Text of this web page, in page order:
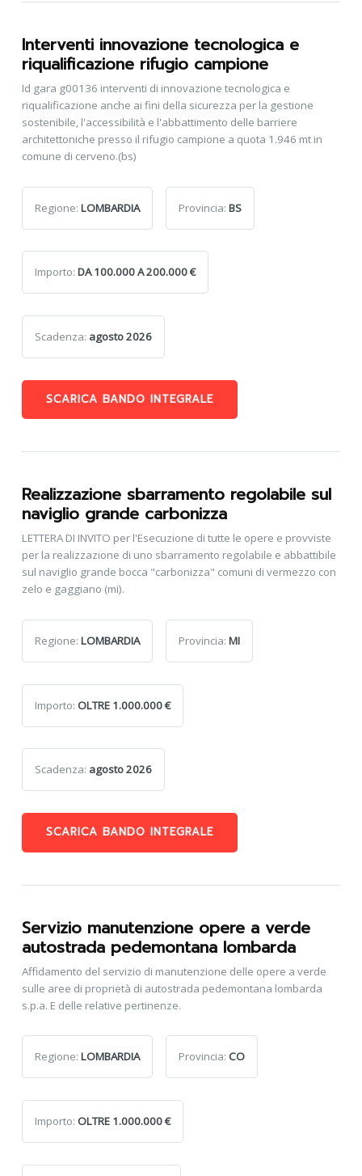
Interventi innovazione tecnologica e
riqualificazione rifugio campione
Id gara g00136 interventi di innovazione tecnologica e
riqualificazione anche ai fini della sicurezza per la gestione
sostenibile, l'accessibilità e l'abbattimento delle barriere
architettoniche presso il rifugio campione a quota 1.946 mt in
comune di cerveno.(bs)
Regione: LOMBARDIA Provincia: BS
Importo: DA 100.000 A 200.000 €
Scadenza: agosto 2026
SCARICA BANDO INTEGRALE
Realizzazione sbarramento regolabile sul
naviglio grande carbonizza
LETTERA DI INVITO per l'Esecuzione di tutte le opere e provviste
per la realizzazione di uno sbarramento regolabile e abbattibile
sul naviglio grande bocca "carbonizza" comuni di vermezzo con
zelo e gaggiano (mi).
Regione: LOMBARDIA Provincia: MI
Importo: OLTRE 1.000.000 €
Scadenza: agosto 2026
SCARICA BANDO INTEGRALE
Servizio manutenzione opere a verde
autostrada pedemontana lombarda
Affidamento del servizio di manutenzione delle opere a verde
sulle aree di proprietà di autostrada pedemontana lombarda
s.p.a. E delle relative pertinenze.
Regione: LOMBARDIA Provincia: CO
Importo: OLTRE 1.000.000 €